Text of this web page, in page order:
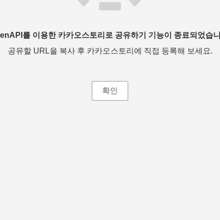
를 이용한 카카오스토리로 공유하기 기능이 종료되었습
공유할 URL을 복사 후 카카오스토리에 직접 등록해 보세요.
확인